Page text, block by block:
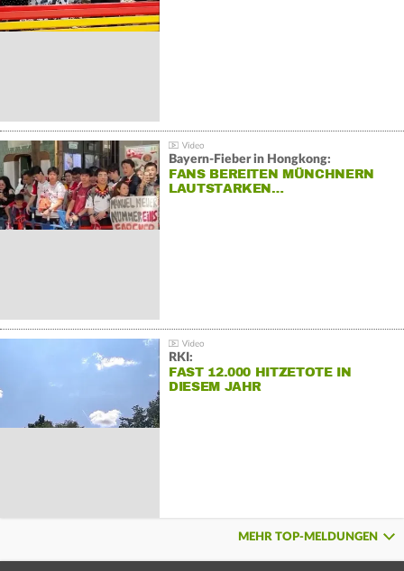
Bayern-Fieber in Hongkong:
FANS BEREITEN MÜNCHNERN
LAUTSTARKEN…
RKI:
FAST 12.000 HITZETOTE IN
DIESEM JAHR
MEHR TOP-MELDUNGEN